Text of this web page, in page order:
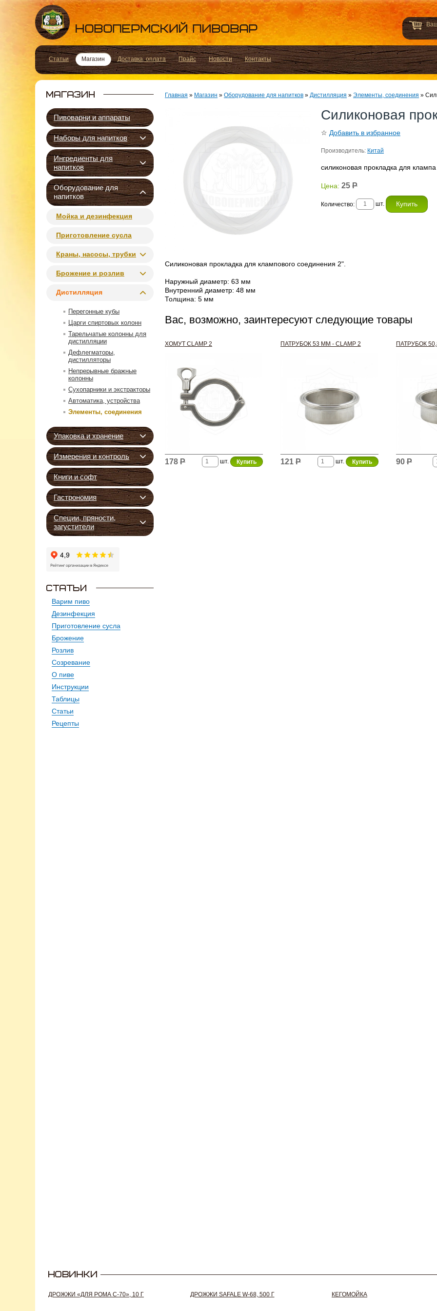
Статьи Магазин Доставка, оплата Прайс Новости Контакты
Пивоварни и аппараты
Наборы для напитков
Ингредиенты для
напитков
Оборудование для
напитков
Мойка и дезинфекция
Приготовление сусла
Краны, насосы, трубки
Брожение и розлив
Дистилляция
Перегонные кубы
Царги спиртовых колонн
Тарельчатые колонны для
дистилляции
Дефлегматоры,
дистилляторы
Непрерывные бражные
колонны
Сухопарники и экстракторы
Автоматика, устройства
Элементы, соединения
Упаковка и хранение
Измерения и контроль
Книги и софт
Гастрономия
Специи, пряности,
загустители
Варим пиво
Дезинфекция
Приготовление сусла
Брожение
Розлив
Созревание
О пиве
Инструкции
Таблицы
Статьи
Рецепты
Главная » Магазин » Оборудование для напитков » Дистилляция » Элементы, соединения »
Силиконовая
☆ Добавить в избранное
Производитель: Китай
силиконовая прокладка для клампа
Цена: 25 Р
Количество: шт.
Силиконовая прокладка для клампового соединения 2".
Наружный диаметр: 63 мм
Внутренний диаметр: 48 мм
Толщина: 5 мм
Вас, возможно, заинтересуют следующие товары
ХОМУТ CLAMP 2
шт.
178 Р
ПАТРУБОК 53 ММ - CLAMP 2
шт.
121Р
ПАТРУБОК
90Р
ДРОЖЖИ «ДЛЯ РОМА C-70», 10 Г ДРОЖЖИ SAFALE W-68, 500 Г КЕГОМОЙКА